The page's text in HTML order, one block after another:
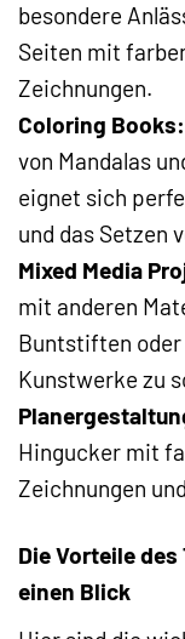
besondere
Seiten mit
Zeichnungen.
Coloring Books:
von Mandalas
eignet sich
und das Setzen
Mixed Media
mit anderen
Buntstiften
Kunstwerke zu
Hingucker mit
Zeichnungen
Die Vorteile
einen Blick